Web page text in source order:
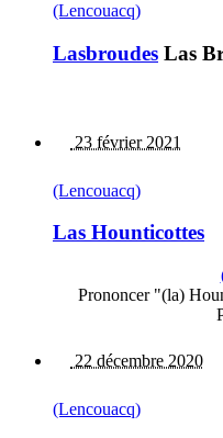
(Lencouacq)
Lasbroudes Las
23 février 2021
(Lencouacq)
Las Hounticottes
Prononcer "(la)
22 décembre 2020
(Lencouacq)